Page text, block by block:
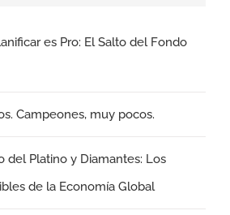
es Pro: El Salto del Fondo
Campeones, muy pocos.
del Platino y Diamantes: Los
de la Economía Global